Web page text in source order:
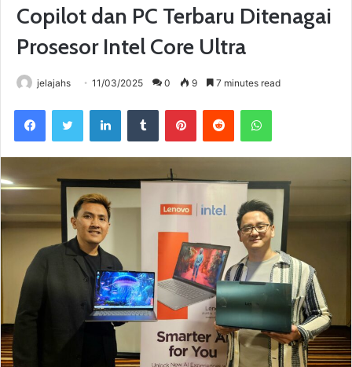
Copilot dan PC Terbaru Ditenagai
Prosesor Intel Core Ultra
jelajahs 11/03/2025 0 9 7 minutes read